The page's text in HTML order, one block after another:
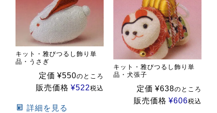
キット・雅びつるし飾り単
品・うさぎ
定価 ¥550のところ
販売価格 ¥522税込
詳細を見る
キット・雅びつるし飾り単
品・犬張子
定価 ¥638のところ
販売価格 ¥606税込